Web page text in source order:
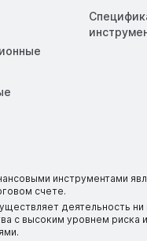
инструментами
счете.
деятельность
с высоким уровнем